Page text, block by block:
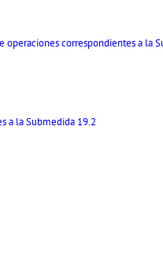
correspondientes a la
a la Submedida 19.2